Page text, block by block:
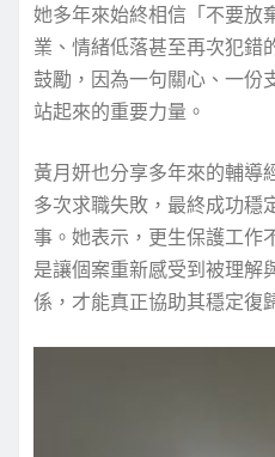
她多年來始終相信「不要放
業、情緒低落甚至再次犯錯
鼓勵，因為一句關心、一份
站起來的重要力量。
黃月妍也分享多年來的輔導
多次求職失敗，最終成功穩
事。她表示，更生保護工作
是讓個案重新感受到被理解
係，才能真正協助其穩定復